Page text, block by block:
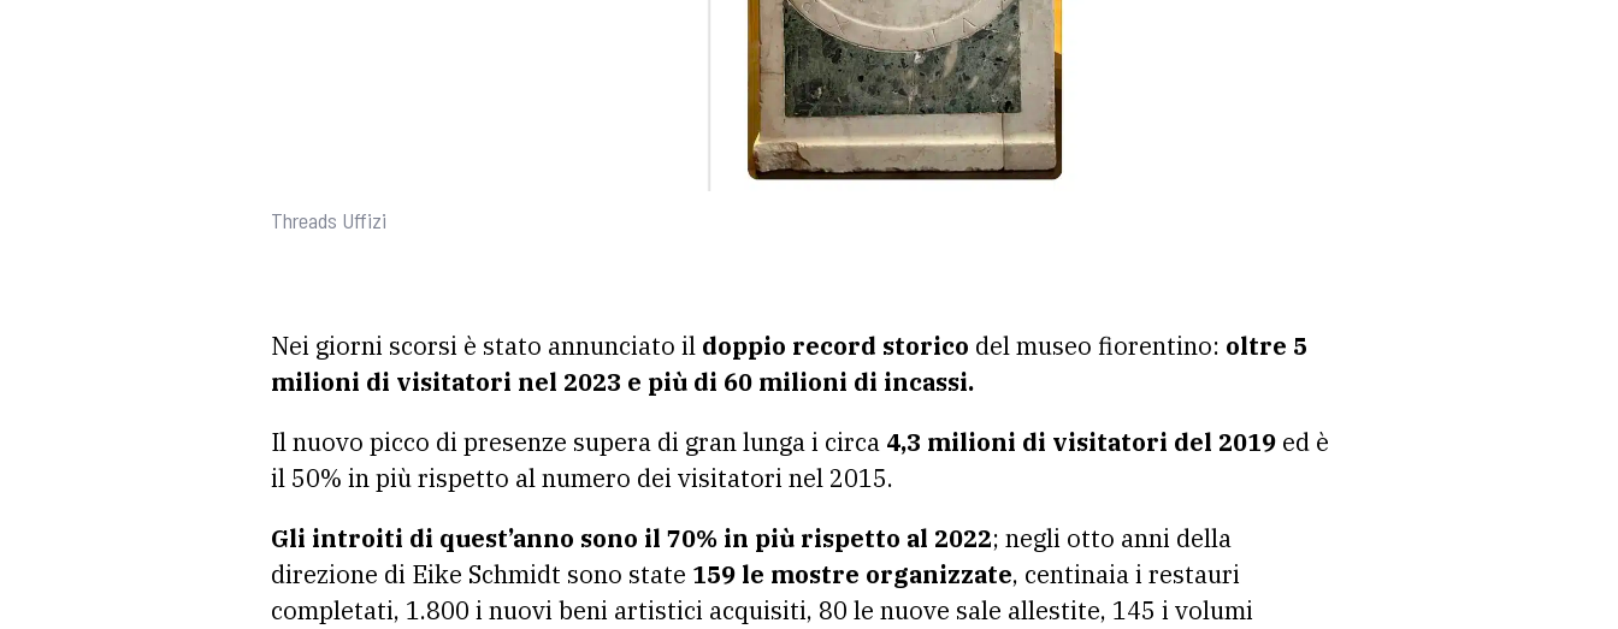
Threads Uffizi
Nei giorni scorsi è stato annunciato il doppio record storico del museo fiorentino: oltre 5
milioni di visitatori nel 2023 e più di 60 milioni di incassi.
Il nuovo picco di presenze supera di gran lunga i circa 4,3 milioni di visitatori del 2019 ed è
il 50% in più rispetto al numero dei visitatori nel 2015.
Gli introiti di quest’anno sono il 70% in più rispetto al 2022; negli otto anni della
direzione di Eike Schmidt sono state 159 le mostre organizzate, centinaia i restauri
completati, 1.800 i nuovi beni artistici acquisiti, 80 le nuove sale allestite, 145 i volumi